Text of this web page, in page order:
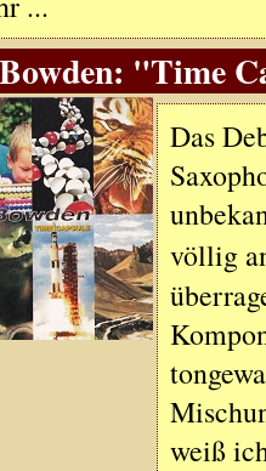
"Time
Das
völlig
weiß